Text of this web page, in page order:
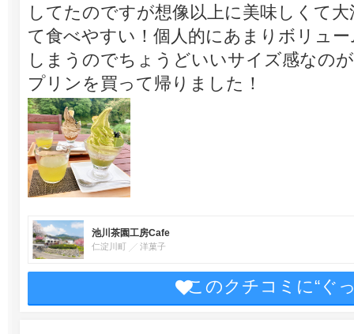
してたのですが想像以上に美味しくて
て食べやすい！個人的にあまりボリュ
しまうのでちょうどいいサイズ感なの
プリンを買って帰りました！
池川茶園工房Cafe
仁淀川町 洋菓子
このクチコミに“ぐ